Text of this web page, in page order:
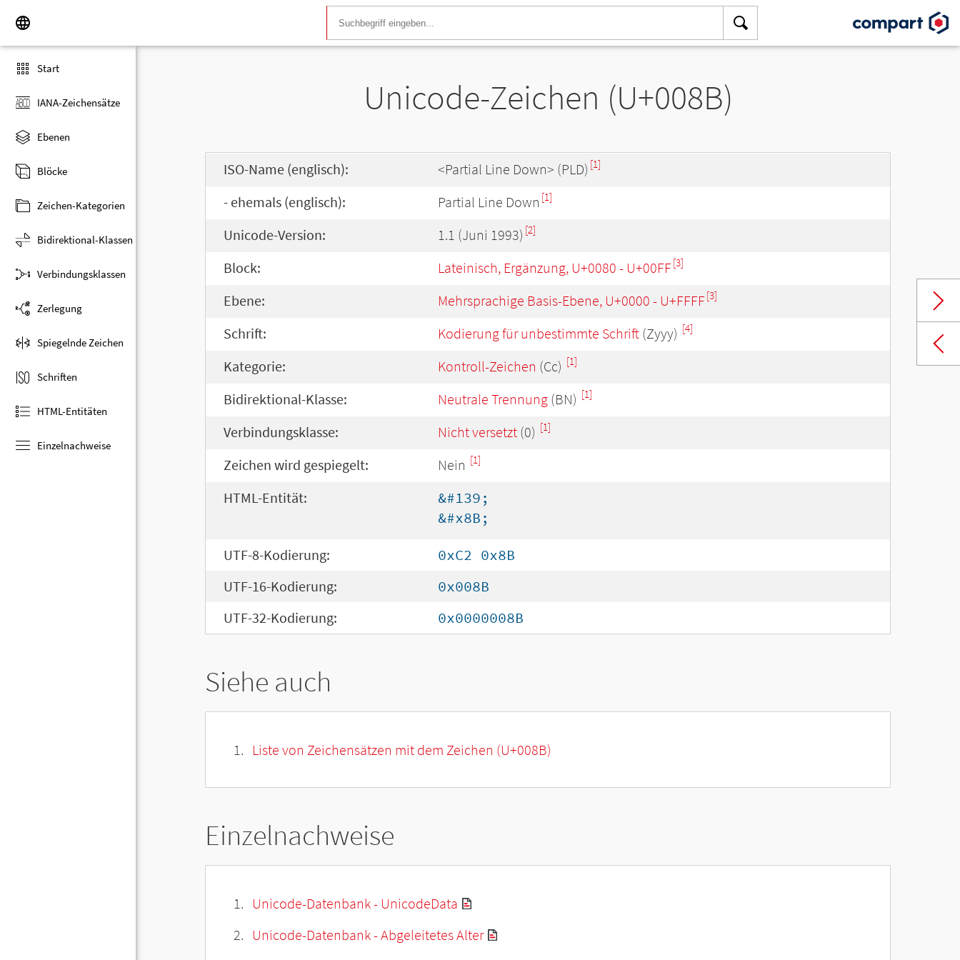
Start
IANA-Zeichensätze
Ebenen
Blöcke
Zeichen-Kategorien
Bidirektional-Klassen
Verbindungsklassen
Zerlegung
Spiegelnde Zeichen
Schriften
HTML-Entitäten
Einzelnachweise
Unicode-Zeichen (U+008B)
ISO-Name (englisch): <Partial Line Down> (PLD) [1]
- ehemals (englisch): Partial Line Down [1]
Unicode-Version: 1.1 (Juni 1993) [2]
Block: Lateinisch, Ergänzung, U+0080 - U+00FF[3]
Ebene: Mehrsprachige Basis-Ebene, U+0000 - U+FFFF[3]
Schrift: Kodierung für unbestimmte Schrift (Zyyy) [4]
Kategorie: Kontroll-Zeichen (Cc) [1]
Bidirektional-Klasse: Neutrale Trennung (BN) [1]
Verbindungsklasse: Nicht versetzt (0) [1]
Zeichen wird gespiegelt: Nein [1]
HTML-Entität:
&#139;
&#x8B;
UTF-8-Kodierung:
0xC2 0x8B
UTF-16-Kodierung:
0x008B
UTF-32-Kodierung:
0x0000008B
Siehe auch
Liste von Zeichensätzen mit dem Zeichen (U+008B)
Einzelnachweise
Unicode-Datenbank - UnicodeData
Unicode-Datenbank - Abgeleitetes Alter